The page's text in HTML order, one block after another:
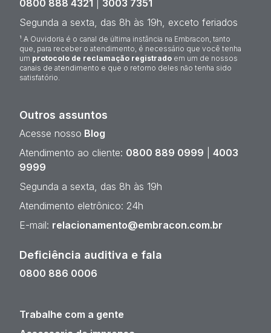
0800 888 4321
3003 7351
Segunda a sexta, das 8h às 19h, exceto feriados
¹ A Ouvidoria é o canal de última instância na Embracon, tanto
que, para receber o atendimento, é necessário que você tenha
um protocolo de reclamação registrado em um de nossos
canais de atendimento e que o retorno deles não tenha sido
satisfatório.
Outros assuntos
Acesse nosso Blog
Atendimento ao cliente: 0800 889 0999
4003
9999
Segunda a sexta, das 8h às 19h
Atendimento eletrônico: 24h
E-mail: relacionamento@embracon.com.br
Deficiência auditiva e fala
0800 886 0006
Trabalhe com a gente